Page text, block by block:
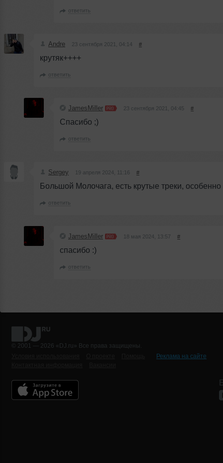
ответить
Andre 23 сентября 2021, 04:14 #
крутяк++++
ответить
JamesMiller 23 сентября 2021, 04:45 #
Спасибо ;)
ответить
Sergey 19 апреля 2024, 11:16 #
Большой Молочага, есть крутые треки, особенно
ответить
JamesMiller 18 мая 2024, 13:57 #
спасибо :)
ответить
© 2001 — 2026 «DJ.ru» Все права защищены.
Реклама на сайте